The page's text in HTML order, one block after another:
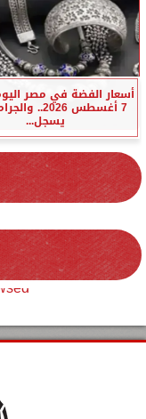
أسعار الفضة في مصر
7 أغسطس 2026..
يسجل...